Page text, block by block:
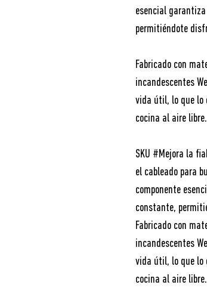
esencial
permitiéndote
Fabricado con
incandescentes
vida útil, lo que lo
cocina al aire libre.
SKU #Mejora la
el cableado para
componente
constante,
Fabricado con
incandescentes
vida útil, lo que lo
cocina al aire libre.